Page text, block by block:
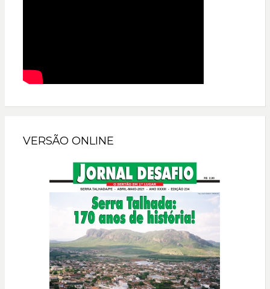
VERSÃO ONLINE